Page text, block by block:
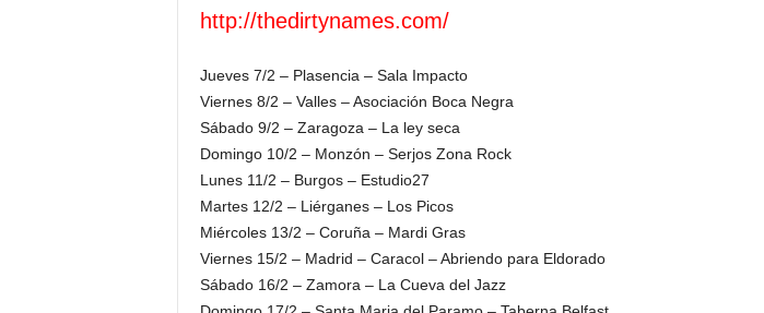
http://thedirtynames.com/
Jueves 7/2 – Plasencia – Sala Impacto
Viernes 8/2 – Valles – Asociación Boca Negra
Sábado 9/2 – Zaragoza – La ley seca
Domingo 10/2 – Monzón – Serjos Zona Rock
Lunes 11/2 – Burgos – Estudio27
Martes 12/2 – Liérganes – Los Picos
Miércoles 13/2 – Coruña – Mardi Gras
Viernes 15/2 – Madrid – Caracol – Abriendo para Eldorado
Sábado 16/2 – Zamora – La Cueva del Jazz